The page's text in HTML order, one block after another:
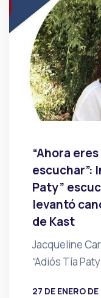
“Ahora
escuchar”:
Paty”
levantó
de Kast
Jacqueline
“Adiós Tía
27 DE ENERO